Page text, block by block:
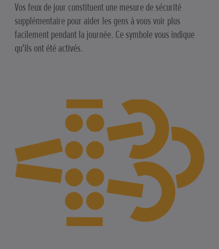
Vos feux de jour constituent une mesure de sécurité
supplémentaire pour aider les gens à vous voir plus
facilement pendant la journée. Ce symbole vous indique
qu'ils ont été activés.